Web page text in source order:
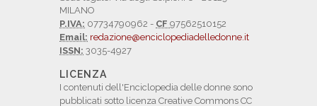
MILANO
P.IVA: 07734790962 - CF 97562510152
Email: redazione@enciclopediadelledonne.it
ISSN: 3035-4927
LICENZA
I contenuti dell'Enciclopedia delle donne sono
pubblicati sotto licenza Creative Commons CC